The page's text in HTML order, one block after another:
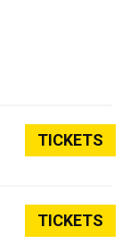
TICKETS
TICKETS